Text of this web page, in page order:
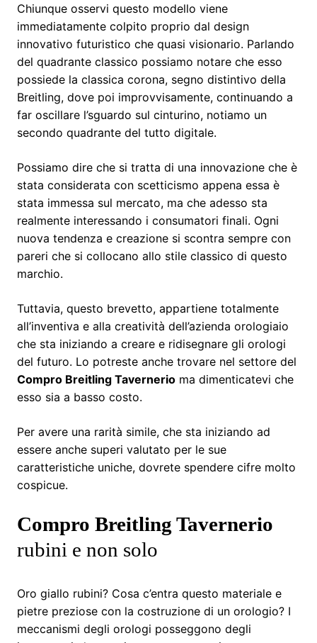
Chiunque osservi questo modello viene
immediatamente colpito proprio dal design
innovativo futuristico che quasi visionario. Parlando
del quadrante classico possiamo notare che esso
possiede la classica corona, segno distintivo della
Breitling, dove poi improvvisamente, continuando a
far oscillare l’sguardo sul cinturino, notiamo un
secondo quadrante del tutto digitale.
Possiamo dire che si tratta di una innovazione che è
stata considerata con scetticismo appena essa è
stata immessa sul mercato, ma che adesso sta
realmente interessando i consumatori finali. Ogni
nuova tendenza e creazione si scontra sempre con
pareri che si collocano allo stile classico di questo
marchio.
Tuttavia, questo brevetto, appartiene totalmente
all’inventiva e alla creatività dell’azienda orologiaio
che sta iniziando a creare e ridisegnare gli orologi
del futuro. Lo potreste anche trovare nel settore del
Compro Breitling Tavernerio ma dimenticatevi che
esso sia a basso costo.
Per avere una rarità simile, che sta iniziando ad
essere anche superi valutato per le sue
caratteristiche uniche, dovrete spendere cifre molto
cospicue.
Compro Breitling Tavernerio
rubini e non solo
Oro giallo rubini? Cosa c’entra questo materiale e
pietre preziose con la costruzione di un orologio? I
meccanismi degli orologi posseggono degli